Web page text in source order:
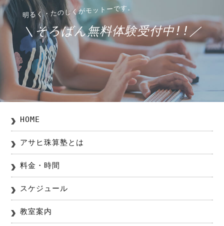
＼そろばん無料体験受付中!!／
HOME
アサヒ珠算塾とは
料金・時間
スケジュール
教室案内